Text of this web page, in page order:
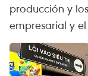
producción y
empresarial y